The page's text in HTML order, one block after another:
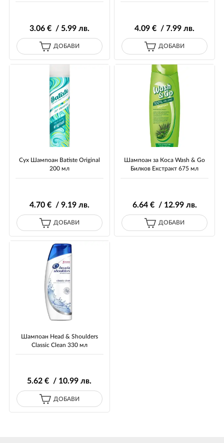
3.06€ / 5.99лв.
ДОБАВИ
4.09 € / 7.99 лв.
ДОБАВИ
Сух Шампоан Batiste Original
200 мл
4.70€ / 9.19лв.
ДОБАВИ
Шампоан за Коса Wash & Go
Билков Екстракт 675 мл
6.64€ / 12.99лв.
ДОБАВИ
Шампоан Head & Shoulders
Classic Clean 330 мл
5.62 € / 10.99 лв.
ДОБАВИ